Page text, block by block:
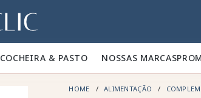
COCHEIRA & PASTO 🍃 NOSSAS MARCAS
HOME ALIMENTAÇÃO